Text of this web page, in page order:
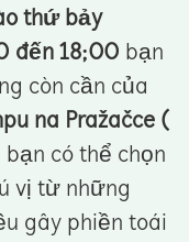
thứ bảy
đến 18;00 bạn
còn cần của
na Pražačce (
bạn có thể chọn
vị từ những
gây phiền toái